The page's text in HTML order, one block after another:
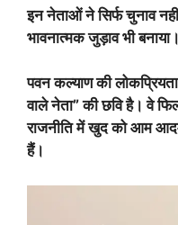
इन नेताओं ने सिर्फ चुनाव
भावनात्मक जुड़ाव भी बनाया।
पवन कल्याण की
वाले नेता” की छवि है। वे
राजनीति में खुद को आम
हैं।